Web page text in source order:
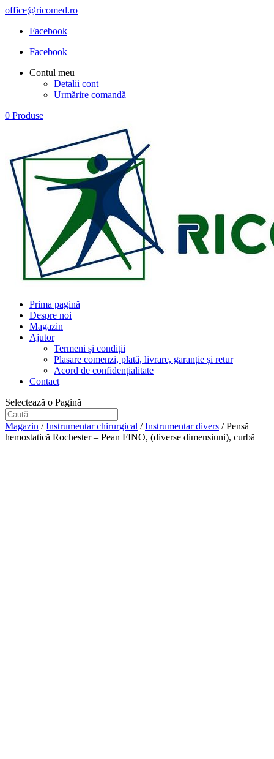
office@ricomed.ro
Facebook
Facebook
Contul meu
Detalii cont
Urmărire comandă
0 Produse
Prima pagină
Despre noi
Magazin
Ajutor
Termeni și condiții
Plasare comenzi, plată, livrare, garanție și retur
Acord de confidențialitate
Contact
Selectează o Pagină
Magazin /Instrumentar chirurgical /Instrumentar divers / Pensă
hemostatică Rochester – Pean FINO, (diverse dimensiuni), curbă